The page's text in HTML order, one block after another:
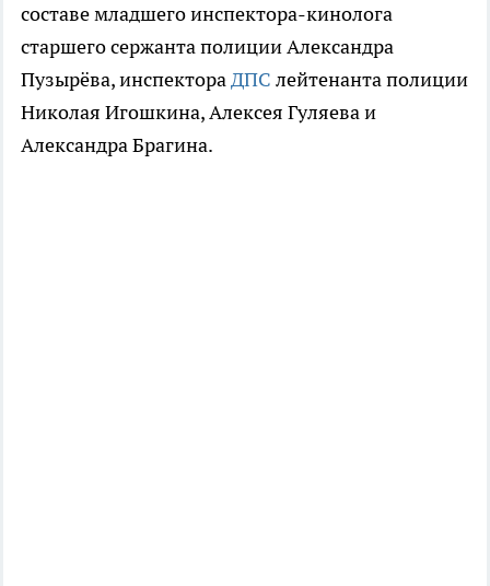
составе младшего инспектора-кинолога
старшего сержанта полиции Александра
Пузырёва, инспектораДПС лейтенанта полиции
Николая Игошкина, Алексея Гуляева и
Александра Брагина.